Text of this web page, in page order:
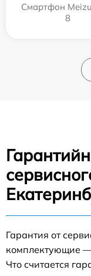
Смартфон
8
Гарантия от
комплектующие
Что считается